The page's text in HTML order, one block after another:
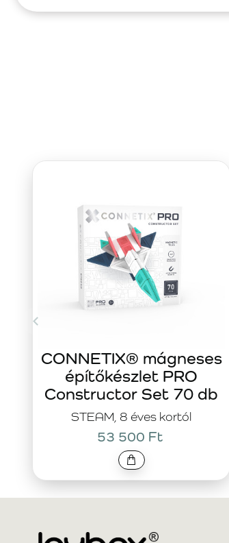
STEAM, 8 éves kortól
CONNETIX® mágneses
építőkészlet PRO
Constructor Set 70 db
53 500 Ft